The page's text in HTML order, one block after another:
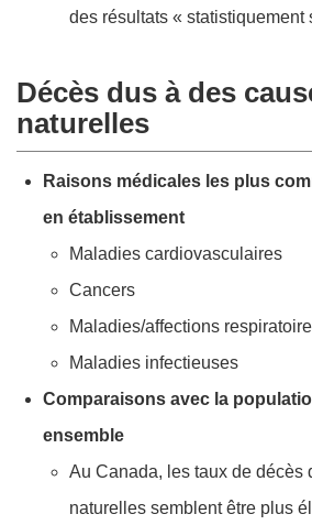
des résultats « statistiquement
Décès dus à des
naturelles
Raisons médicales les plus
en établissement
Maladies cardiovasculaires
Cancers
Maladies/affections
Maladies infectieuses
Comparaisons avec la
ensemble
Au Canada, les taux de décès
naturelles semblent être plus